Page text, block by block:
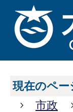
現在のペー
市政